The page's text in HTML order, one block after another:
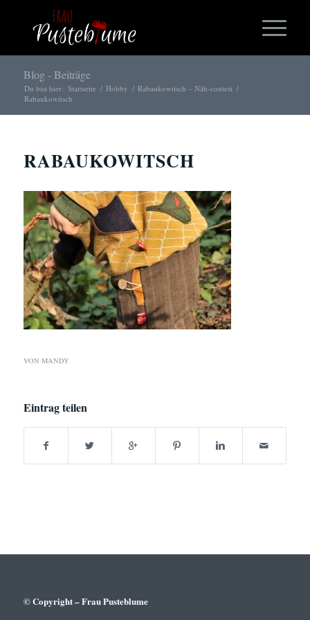
Blog - Beiträge
Du bist hier: Startseite / Hobby / Rabaukowitsch – Näh-contest /
Rabaukowitsch
RABAUKOWITSCH
VON MANDY
Eintrag teilen
© Copyright – Frau Pusteblume